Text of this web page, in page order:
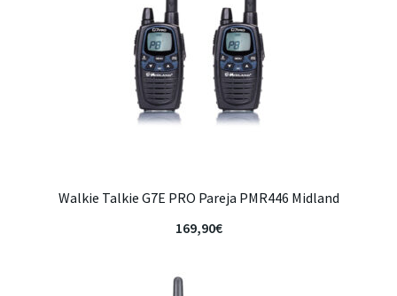
Walkie Talkie G7E PRO Pareja PMR446 Midland
169,90€